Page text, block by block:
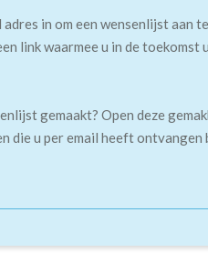
in om een wensenlijst aan
link waarmee u in de toekomst
gemaakt? Open deze
die u per email heeft ontvangen